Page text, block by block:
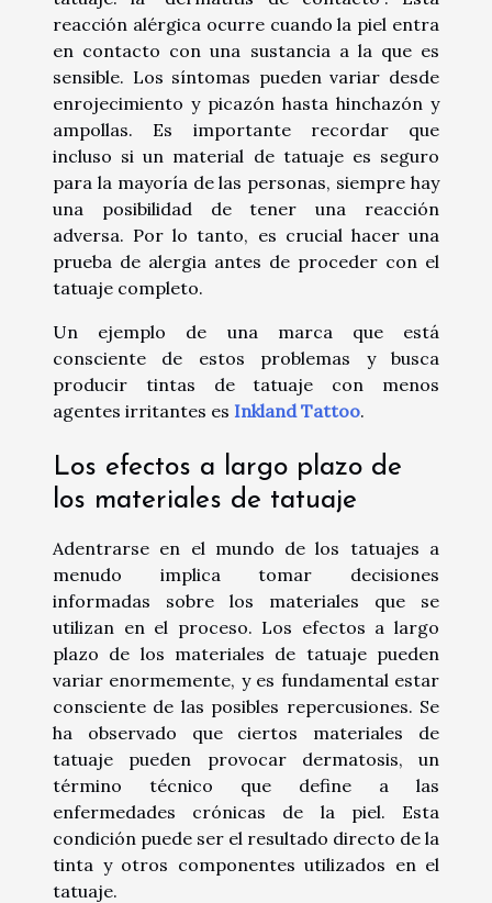
reacción alérgica ocurre cuando la piel entra
en contacto con una sustancia a la que es
sensible. Los síntomas pueden variar desde
enrojecimiento y picazón hasta hinchazón y
ampollas. Es importante recordar que
incluso si un material de tatuaje es seguro
para la mayoría de las personas, siempre hay
una posibilidad de tener una reacción
adversa. Por lo tanto, es crucial hacer una
prueba de alergia antes de proceder con el
tatuaje completo.
Un ejemplo de una marca que está
consciente de estos problemas y busca
producir tintas de tatuaje con menos
agentes irritantes es Inkland Tattoo.
Los efectos a largo plazo de
los materiales de tatuaje
Adentrarse en el mundo de los tatuajes a
menudo implica tomar decisiones
informadas sobre los materiales que se
utilizan en el proceso. Los efectos a largo
plazo de los materiales de tatuaje pueden
variar enormemente, y es fundamental estar
consciente de las posibles repercusiones. Se
ha observado que ciertos materiales de
tatuaje pueden provocar dermatosis, un
término técnico que define a las
enfermedades crónicas de la piel. Esta
condición puede ser el resultado directo de la
tinta y otros componentes utilizados en el
tatuaje.